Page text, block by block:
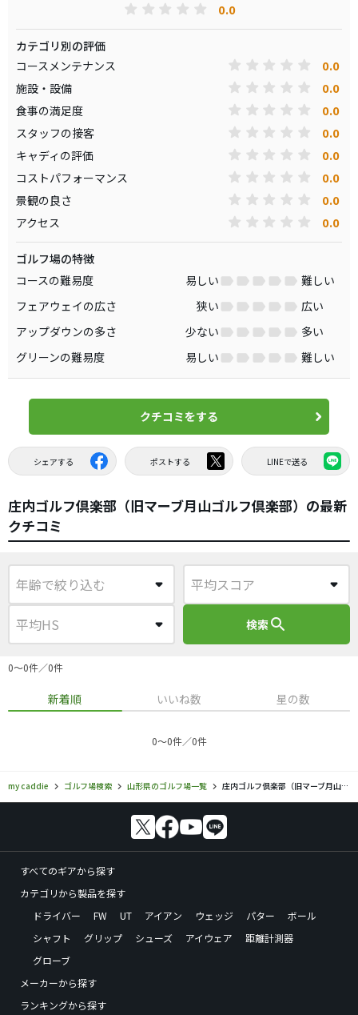
0.0
カテゴリ別の評価
コースメンテナンス
0.0
施設・設備 0.0
食事の満足度 0.0
スタッフの接客 0.0
キャディの評価 0.0
コストパフォーマンス 0.0
景観の良さ 0.0
アクセス 0.0
ゴルフ場の特徴
コースの難易度
易しい
難しい
フェアウェイの広さ
狭い
広い
アップダウンの多さ
少ない
多い
グリーンの難易度
易しい 難しい
クチコミをする
シェアする ポストする LINEで送る
庄内ゴルフ倶楽部（旧マーブ月山ゴルフ倶楽部）の最新
クチコミ
検索search
0〜0件／0件
新着順 いいね数 星の数
0〜0件／0件
my caddie ゴルフ場検索 山形県のゴルフ場一覧 庄内ゴルフ倶楽部（旧マーブ月山ゴルフ倶楽部）
すべてのギアから探す
カテゴリから製品を探す
ドライバー
FW UT アイアン ウェッジ パター
ボール
シャフト
グリップ シューズ アイウェア
距離計測器
グローブ
メーカーから探す
ランキングから探す